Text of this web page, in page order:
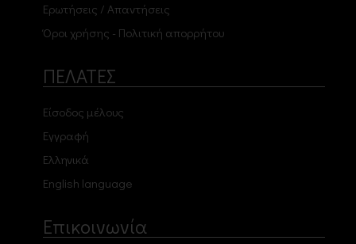
Ερωτήσεις / Απαντήσεις
Όροι χρήσης - Πολιτική απορρήτου
ΠΕΛΑΤΕΣ
Είσοδος μέλους
Εγγραφή
Ελληνικά
English language
Επικοινωνία